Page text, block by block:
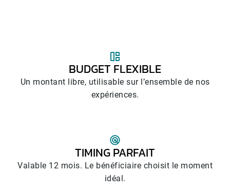
BUDGET FLEXIBLE
Un montant libre, utilisable sur l’ensemble de nos
expériences.
TIMING PARFAIT
Valable 12 mois. Le bénéficiaire choisit le moment
idéal.